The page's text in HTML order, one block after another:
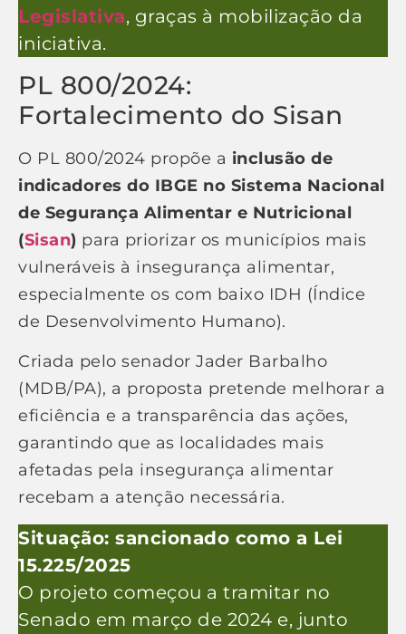
Legislativa, graças à mobilização da
iniciativa.
PL 800/2024:
Fortalecimento do Sisan
O PL 800/2024 propõe a inclusão de
indicadores do IBGE no Sistema Nacional
de Segurança Alimentar e Nutricional
(Sisan) para priorizar os municípios mais
vulneráveis à insegurança alimentar,
especialmente os com baixo IDH (Índice
de Desenvolvimento Humano).
Criada pelo senador Jader Barbalho
(MDB/PA), a proposta pretende melhorar a
eficiência e a transparência das ações,
garantindo que as localidades mais
afetadas pela insegurança alimentar
recebam a atenção necessária.
Situação: sancionado como a Lei
15.225/2025
O projeto começou a tramitar no
Senado em março de 2024 e, junto